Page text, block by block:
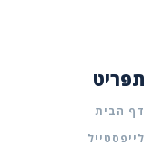
תפריט
דף הבית
לייפסטייל